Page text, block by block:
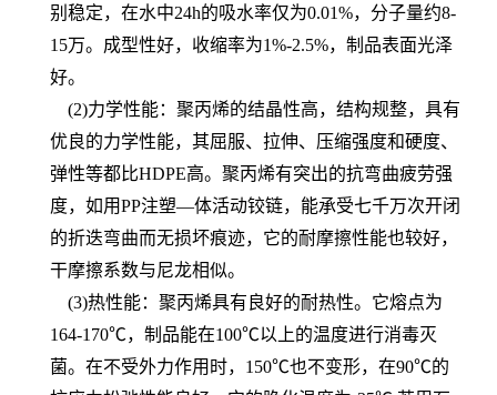
别稳定，在水中24h的吸水率仅为0.01%，分子量约8-
15万。成型性好，收缩率为1%-2.5%，制品表面光泽
好。
(2)力学性能：聚丙烯的结晶性高，结构规整，具有
优良的力学性能，其屈服、拉伸、压缩强度和硬度、
弹性等都比HDPE高。聚丙烯有突出的抗弯曲疲劳强
度，如用PP注塑—体活动铰链，能承受七千万次开闭
的折迭弯曲而无损坏痕迹，它的耐摩擦性能也较好，
干摩擦系数与尼龙相似。
(3)热性能：聚丙烯具有良好的耐热性。它熔点为
164-170℃，制品能在100℃以上的温度进行消毒灭
菌。在不受外力作用时，150℃也不变形，在90℃的